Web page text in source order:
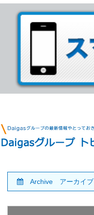
Archive アーカイブ